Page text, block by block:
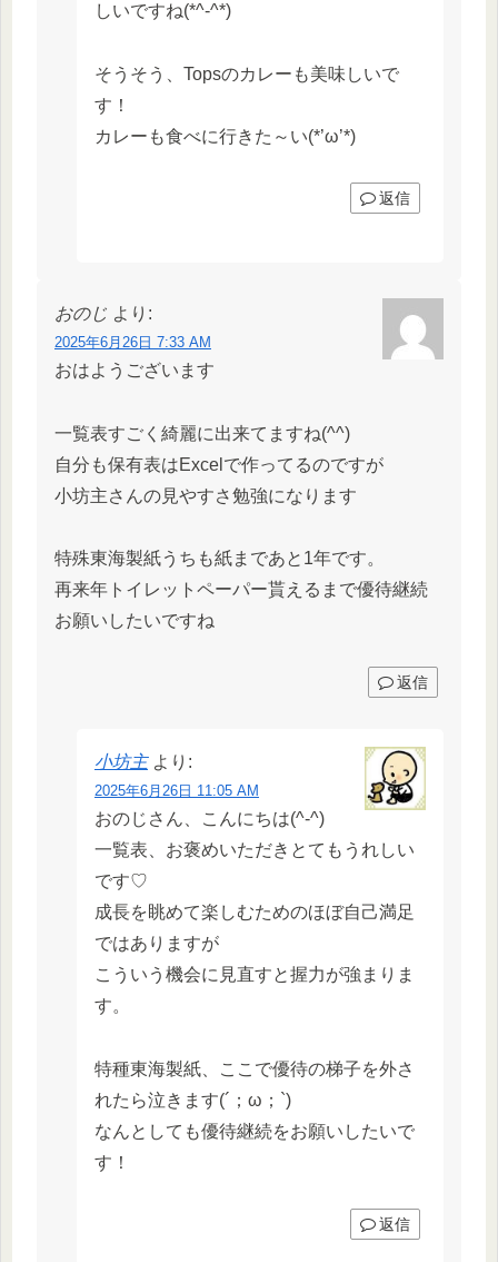
しいですね(*^-^*)
そうそう、Topsのカレーも美味しいで
す！
カレーも食べに行きた～い(*’ω’*)
返信
おのじ より:
2025年6月26日 7:33 AM
おはようございます
一覧表すごく綺麗に出来てますね(^^)
自分も保有表はExcelで作ってるのですが
小坊主さんの見やすさ勉強になります
特殊東海製紙うちも紙まであと1年です。
再来年トイレットペーパー貰えるまで優待継続
お願いしたいですね
返信
小坊主 より:
2025年6月26日 11:05 AM
おのじさん、こんにちは(^-^)
一覧表、お褒めいただきとてもうれしい
です♡
成長を眺めて楽しむためのほぼ自己満足
ではありますが
こういう機会に見直すと握力が強まりま
す。
特種東海製紙、ここで優待の梯子を外さ
れたら泣きます(´；ω；`)
なんとしても優待継続をお願いしたいで
す！
返信